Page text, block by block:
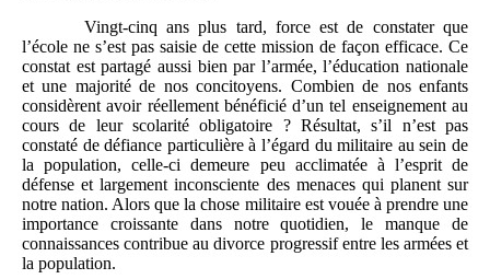
Vingt-cinq ans plus tard, force est de constater que
l’école ne s’est pas saisie de cette mission de façon efficace. Ce
constat est partagé aussi bien par l’armée, l’éducation nationale
et une majorité de nos concitoyens. Combien de nos enfants
considèrent avoir réellement bénéficié d’un tel enseignement au
cours de leur scolarité obligatoire ? Résultat, s’il n’est pas
constaté de défiance particulière à l’égard du militaire au sein de
la population, celle-ci demeure peu acclimatée à l’esprit de
défense et largement inconsciente des menaces qui planent sur
notre nation. Alors que la chose militaire est vouée à prendre une
importance croissante dans notre quotidien, le manque de
connaissances contribue au divorce progressif entre les armées et
la population.